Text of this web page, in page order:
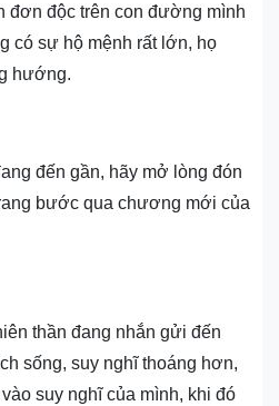
đơn độc trên con đường mình
có sự hộ mệnh rất lớn, họ
hướng.
đến gần, hãy mở lòng đón
bước qua chương mới của
thần đang nhắn gửi đến
sống, suy nghĩ thoáng hơn,
suy nghĩ của mình, khi đó